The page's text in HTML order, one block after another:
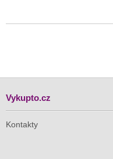
Vykupto.cz
Kontakty